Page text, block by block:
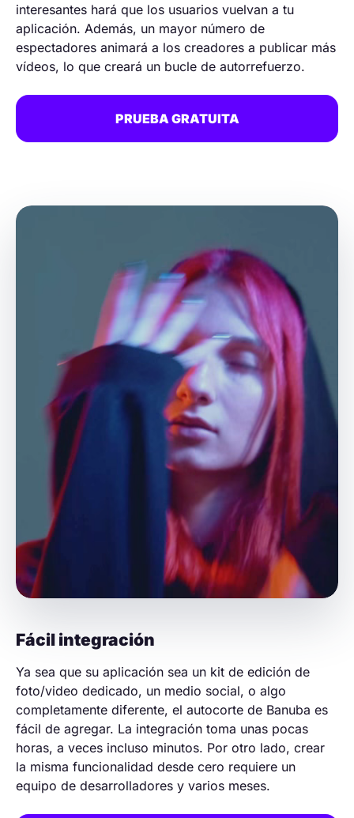
interesantes hará que los usuarios vuelvan a tu
aplicación. Además, un mayor número de
espectadores animará a los creadores a publicar más
vídeos, lo que creará un bucle de autorrefuerzo.
PRUEBA GRATUITA
Fácil integración
Ya sea que su aplicación sea un kit de edición de
foto/video dedicado, un medio social, o algo
completamente diferente, el autocorte de Banuba es
fácil de agregar. La integración toma unas pocas
horas, a veces incluso minutos. Por otro lado, crear
la misma funcionalidad desde cero requiere un
equipo de desarrolladores y varios meses.